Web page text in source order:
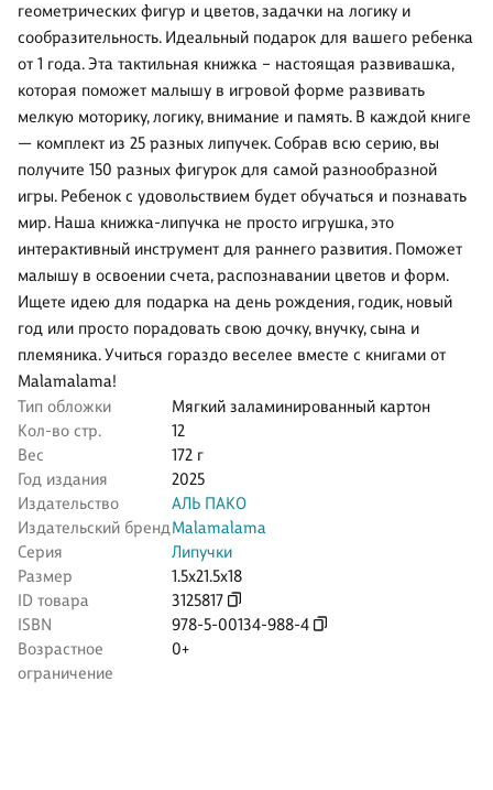
геометрических фигур и цветов, задачки на логику и
сообразительность. Идеальный подарок для вашего ребенка
от 1 года. Эта тактильная книжка – настоящая развивашка,
которая поможет малышу в игровой форме развивать
мелкую моторику, логику, внимание и память. В каждой книге
— комплект из 25 разных липучек. Собрав всю серию, вы
получите 150 разных фигурок для самой разнообразной
игры. Ребенок с удовольствием будет обучаться и познавать
мир. Наша книжка-липучка не просто игрушка, это
интерактивный инструмент для раннего развития. Поможет
малышу в освоении счета, распознавании цветов и форм.
Ищете идею для подарка на день рождения, годик, новый
год или просто порадовать свою дочку, внучку, сына и
племяника. Учиться гораздо веселее вместе с книгами от
Malamalama!
Тип обложки
Мягкий заламинированный картон
Кол-во стр.
12
Вес
172 г
Год издания
2025
Издательство
АЛЬ ПАКО
Издательский брендMalamalama
Серия
Липучки
Размер
1.5x21.5x18
ID товара
3125817
ISBN
978-5-00134-988-4
Возрастное
ограничение
0+